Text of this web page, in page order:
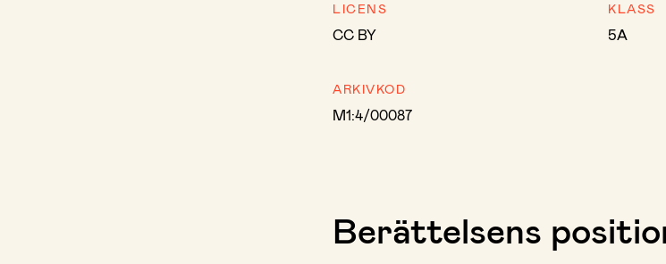
LICENS
CC BY
ARKIVKOD
M1:4/00087
KLASS
5A
Berättelsens